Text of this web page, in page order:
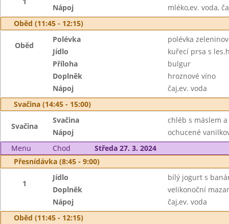
Nápoj
mléko,ev. voda,
Oběd (11:45 - 12:15)
Oběd
Polévka
polévka
Jídlo
kuřecí prsa s
Příloha
bulgur
Doplněk
hroznové víno
Nápoj
čaj,ev. voda
Svačina (14:45 - 15:00)
Svačina
Svačina
chléb s máslem
Nápoj
ochucené
Menu
Chod
Středa 27. 3. 2024
Přesnídávka (8:45 - 9:00)
1
Jídlo
bílý jogurt s
Doplněk
velikonoční
Nápoj
čaj,ev. voda
Oběd (11:45 - 12:15)